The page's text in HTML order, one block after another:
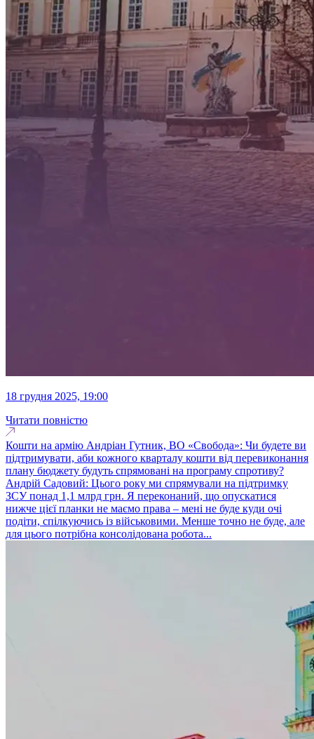
18 грудня 2025, 19:00
Читати повністю
Кошти на армію Андріан Гутник, ВО «Свобода»: Чи будете ви
підтримувати, аби кожного кварталу кошти від перевиконання
плану бюджету будуть спрямовані на програму спротиву?
Андрій Садовий: Цього року ми спрямували на підтримку
ЗСУ понад 1,1 млрд грн. Я переконаний, що опускатися
нижче цієї планки не маємо права – мені не буде куди очі
подіти, спілкуючись із військовими. Менше точно не буде, але
для цього потрібна консолідована робота...